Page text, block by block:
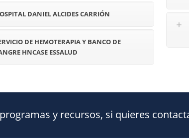
DANIEL ALCIDES CARRIÓN
DE HEMOTERAPIA Y BANCO DE
HNCASE ESSALUD
y recursos, si quieres